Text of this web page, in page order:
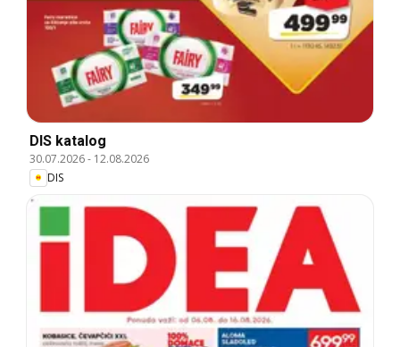
DIS katalog
30.07.2026- 12.08.2026
DIS